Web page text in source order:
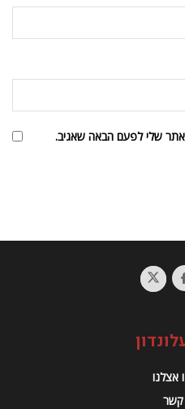
שלי לפעם הבאה שאגיב.
אצלנו
קשר